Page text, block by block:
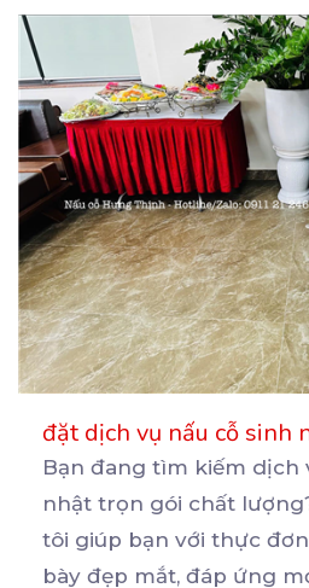
đặt dịch vụ nấu cỗ sinh
Bạn đang tìm kiếm dịch
nhật trọn gói chất
tôi giúp bạn với thực
bày đẹp mắt, đáp ứng